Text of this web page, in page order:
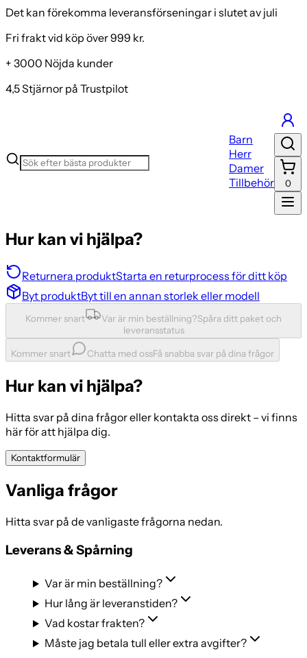
Det kan förekomma leveransförseningar i slutet av juli
Fri frakt vid köp över 999 kr.
+ 3000 Nöjda kunder
4,5 Stjärnor på Trustpilot
Barn
Herr
Damer
Tillbehör
0
Hur kan vi hjälpa?
Returnera produktStarta en returprocess för ditt köp
Byt produktByt till en annan storlek eller modell
Kommer snart Var är min beställning?Spåra ditt paket och
leveransstatus
Kommer snart
Chatta med ossFå snabba svar på dina frågor
Hur kan vi hjälpa?
Hitta svar på dina frågor eller kontakta oss direkt – vi finns
här för att hjälpa dig.
Kontaktformulär
Vanliga frågor
Hitta svar på de vanligaste frågorna nedan.
Leverans & Spårning
Var är min beställning?
Hur lång är leveranstiden?
Vad kostar frakten?
Måste jag betala tull eller extra avgifter?